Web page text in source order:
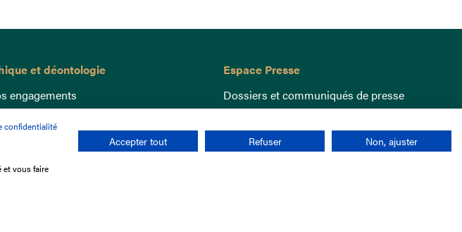
et déontologie
engagements
anti-dopage
être equin
Egalité Femmes-Hommes
responsable
Espace Presse
Dossiers et communiqués de presse
confidentialité
et vous faire
Accepter tout Refuser Non, ajuster